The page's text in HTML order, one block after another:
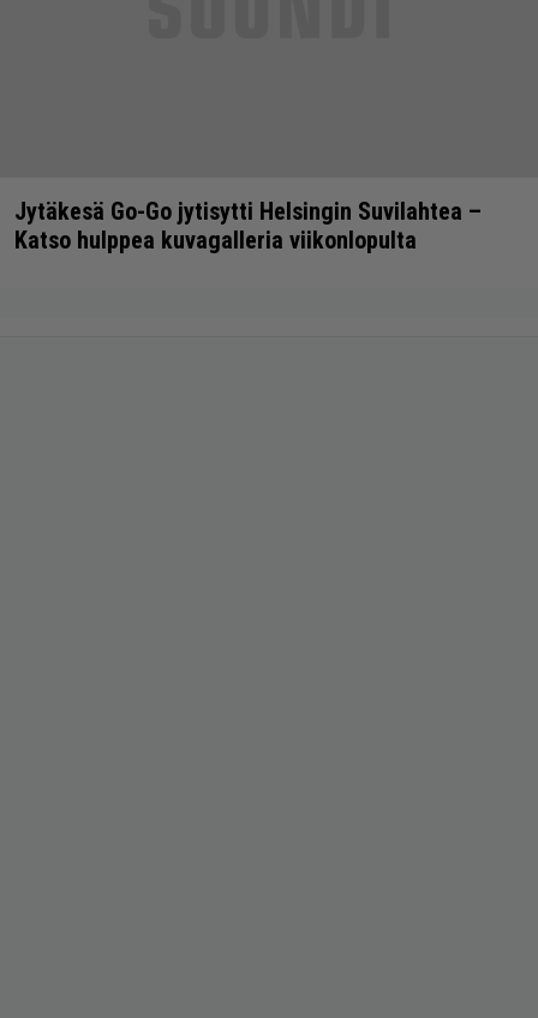
Jytäkesä Go-Go jytisytti Helsingin Suvilahtea –
Katso hulppea kuvagalleria viikonlopulta